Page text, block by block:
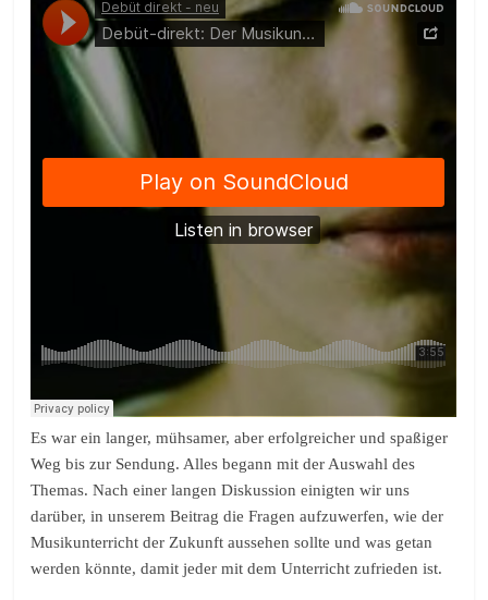
Es war ein langer, mühsamer, aber erfolgreicher und spaßiger
Weg bis zur Sendung. Alles begann mit der Auswahl des
Themas. Nach einer langen Diskussion einigten wir uns
darüber, in unserem Beitrag die Fragen aufzuwerfen, wie der
Musikunterricht der Zukunft aussehen sollte und was getan
werden könnte, damit jeder mit dem Unterricht zufrieden ist.